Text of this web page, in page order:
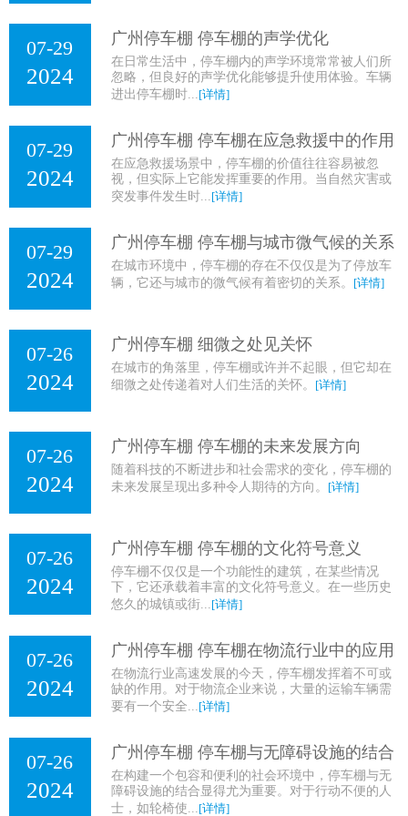
07-29
2024
广州停车棚 停车棚的声学优化
在日常生活中，停车棚内的声学环境常常被人们所
忽略，但良好的声学优化能够提升使用体验。车辆
进出停车棚时...
[详情]
07-29
2024
广州停车棚 停车棚在应急救援中的作用
在应急救援场景中，停车棚的价值往往容易被忽
视，但实际上它能发挥重要的作用。当自然灾害或
突发事件发生时...
[详情]
07-29
2024
广州停车棚 停车棚与城市微气候的关系
在城市环境中，停车棚的存在不仅仅是为了停放车
辆，它还与城市的微气候有着密切的关系。
[详情]
07-26
2024
广州停车棚 细微之处见关怀
在城市的角落里，停车棚或许并不起眼，但它却在
细微之处传递着对人们生活的关怀。
[详情]
07-26
2024
广州停车棚 停车棚的未来发展方向
随着科技的不断进步和社会需求的变化，停车棚的
未来发展呈现出多种令人期待的方向。
[详情]
07-26
2024
广州停车棚 停车棚的文化符号意义
停车棚不仅仅是一个功能性的建筑，在某些情况
下，它还承载着丰富的文化符号意义。在一些历史
悠久的城镇或街...
[详情]
07-26
2024
广州停车棚 停车棚在物流行业中的应用
在物流行业高速发展的今天，停车棚发挥着不可或
缺的作用。对于物流企业来说，大量的运输车辆需
要有一个安全...
[详情]
07-26
2024
广州停车棚 停车棚与无障碍设施的结合
在构建一个包容和便利的社会环境中，停车棚与无
障碍设施的结合显得尤为重要。对于行动不便的人
士，如轮椅使...
[详情]